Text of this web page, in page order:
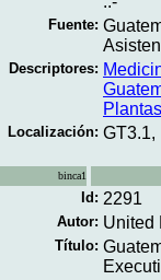
Fuente:
Descriptores:
Localización: GT3.1,
binca1
Id: 2291
Autor: United
Título: